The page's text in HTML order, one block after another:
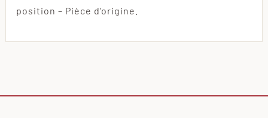
position – Pièce d’origine.